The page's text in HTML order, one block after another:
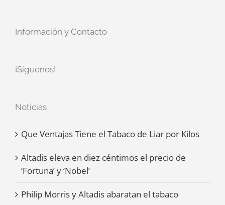
Información y Contacto
¡Síguenos!
Noticias
Que Ventajas Tiene el Tabaco de Liar por Kilos
Altadis eleva en diez céntimos el precio de
‘Fortuna’ y ‘Nobel’
Philip Morris y Altadis abaratan el tabaco